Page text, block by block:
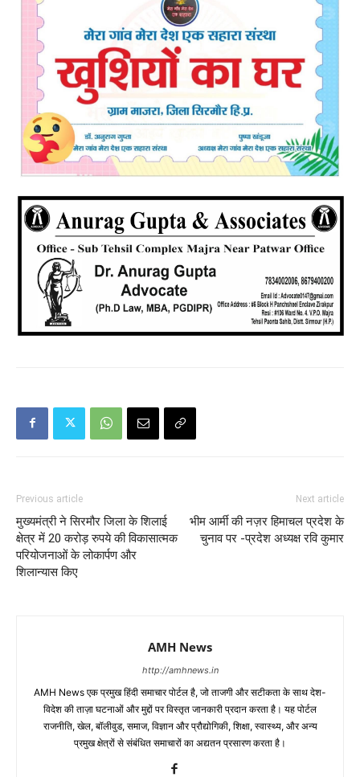
Previous article
मुख्यमंत्री ने सिरमौर जिला के शिलाई
क्षेत्र में 20 करोड़ रुपये की विकासात्मक
परियोजनाओं के लोकार्पण और
शिलान्यास किए
Next article
भीम आर्मी की नज़र हिमाचल प्रदेश के
चुनाव पर -प्रदेश अध्यक्ष रवि कुमार
AMH News
http://amhnews.in
AMH News एक प्रमुख हिंदी समाचार पोर्टल है, जो ताजगी और सटीकता के साथ देश-
विदेश की ताज़ा घटनाओं और मुद्दों पर विस्तृत जानकारी प्रदान करता है। यह पोर्टल
राजनीति, खेल, बॉलीवुड, समाज, विज्ञान और प्रौद्योगिकी, शिक्षा, स्वास्थ्य, और अन्य
प्रमुख क्षेत्रों से संबंधित समाचारों का अद्यतन प्रसारण करता है।